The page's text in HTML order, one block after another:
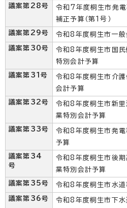
議案第28号
令和7年度桐生市発
補正予算（第1号）
議案第29号 令和8年度桐生市一般
議案第30号
令和8年度桐生市国
特別会計予算
議案第31号
令和8年度桐生市介護
会計予算
議案第32号
令和8年度桐生市新里
業特別会計予算
議案第33号
令和8年度桐生市発
予算
議案第34
号
令和8年度桐生市後期
業特別会計予算
議案第35号 令和8年度桐生市水
議案第36号
令和8年度桐生市下